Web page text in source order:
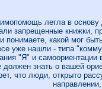
легла в основу
запрещенные книжки,
понимаете, какой мог
уже нашли - типа
"Я" и самоориентации
должен знать о вашей
что люди, открыто